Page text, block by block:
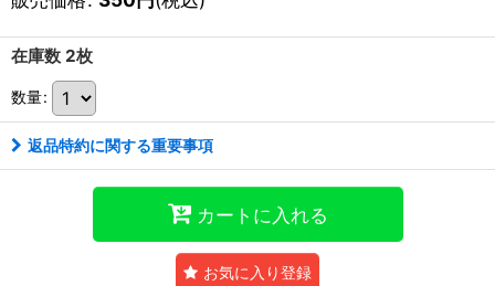
在庫数 2枚
数量:
返品特約に関する重要事項
カートに入れる
お気に入り登録